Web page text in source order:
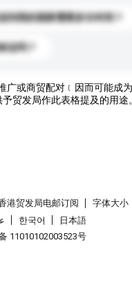
到我的国家需要多长时间？
志吗？
或商贸配对﹝因而可能成
贸发局作此表格提及的用途。
港贸发局电邮订阅
字体大小
한국어
日本語
11010102003523号